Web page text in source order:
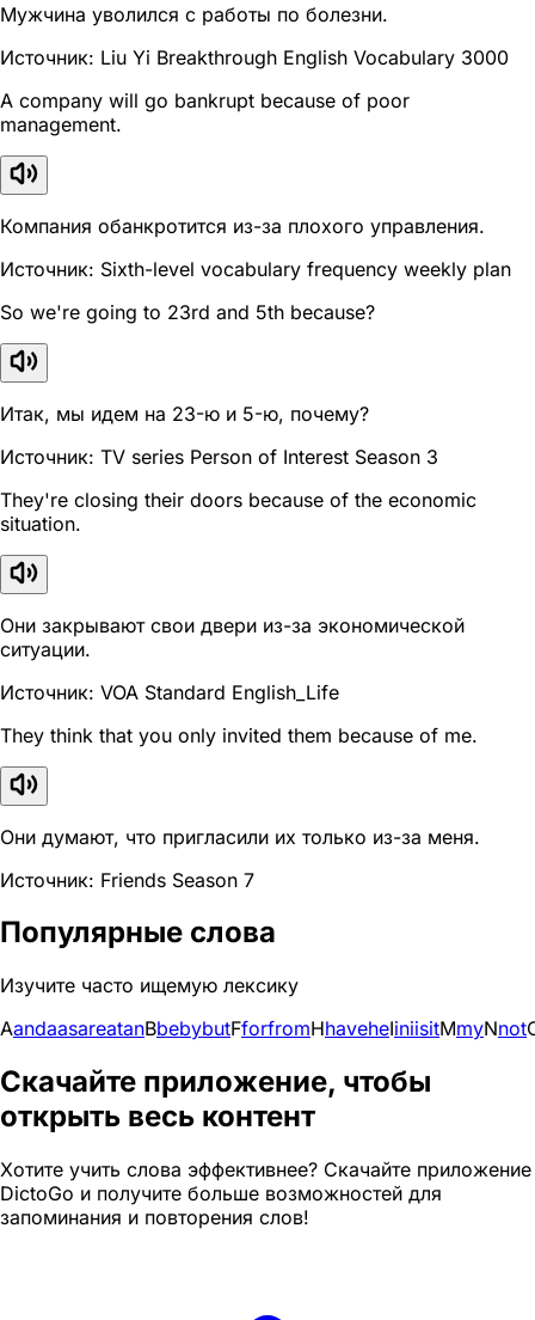
Мужчина уволился с работы по болезни.
Источник: Liu Yi Breakthrough English Vocabulary 3000
A company will go bankrupt because of poor
management.
Компания обанкротится из-за плохого управления.
Источник: Sixth-level vocabulary frequency weekly plan
So we're going to 23rd and 5th because?
Итак, мы идем на 23-ю и 5-ю, почему?
Источник: TV series Person of Interest Season 3
They're closing their doors because of the economic
situation.
Они закрывают свои двери из-за экономической
ситуации.
Источник: VOA Standard English_Life
They think that you only invited them because of me.
Они думают, что пригласили их только из-за меня.
Источник: Friends Season 7
Популярные слова
Изучите часто ищемую лексику
AandaasareatanBbebybutFforfromHhaveheIiniisitMmyNnot
Скачайте приложение, чтобы
открыть весь контент
Хотите учить слова эффективнее? Скачайте приложение
DictoGo и получите больше возможностей для
запоминания и повторения слов!